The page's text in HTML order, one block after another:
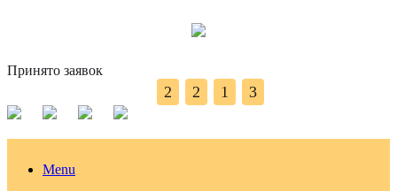
Принято заявок
2 2 1 3
Menu